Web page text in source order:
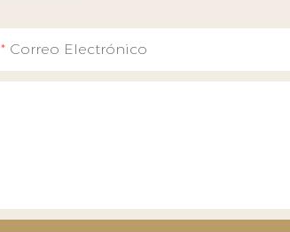
Correo Electrónico